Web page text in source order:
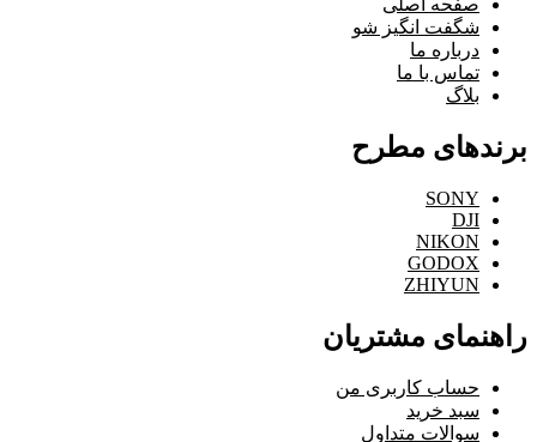
شگفت انگیز شو
درباره ما
تماس با ما
بلاگ
برندهای مطرح
SONY
DJI
NIKON
GODOX
ZHIYUN
راهنمای مشتریان
حساب کاربری من
سبد خرید
سوالات متداول